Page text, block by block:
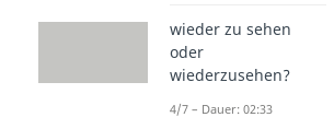
wieder zu sehen
oder
wiederzusehen?
4/7 – Dauer: 02:33